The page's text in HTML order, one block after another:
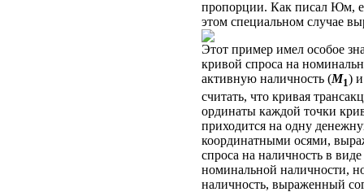
пропорции. Как писал Юм,
этом специальном случае
Этот пример имел особое
кривой спроса на
активную наличность (M1)
считать, что кривая
ординаты каждой точки
приходится на одну
координатными осями,
спроса на наличность в
номинальной наличности,
наличность, выраженный